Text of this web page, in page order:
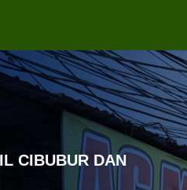
CIBUBUR DAN